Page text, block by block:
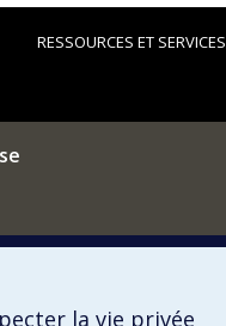
RESSOURCES ET SERVICES
la vie privée